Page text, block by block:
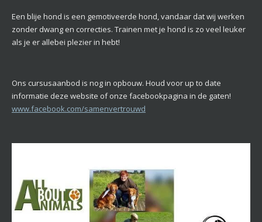
Een blije hond is een gemotiveerde hond, vandaar dat wij werken
zonder dwang en correcties. Trainen met je hond is zo veel leuker
als je er allebei plezier in hebt!
Ons cursusaanbod is nog in opbouw. Houd voor up to date
informatie deze website of onze facebookpagina in de gaten!
www.facebook.com/samenvertrouwd